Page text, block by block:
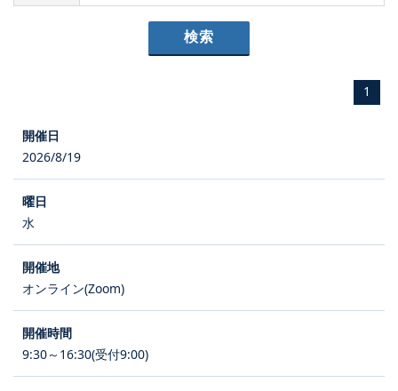
1
2026/8/19
水
オンライン(Zoom)
9:30～16:30(受付9:00)